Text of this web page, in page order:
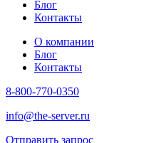
Блог
Контакты
О компании
Блог
Контакты
8-800-770-0350
info@the-server.ru
Отправить запрос